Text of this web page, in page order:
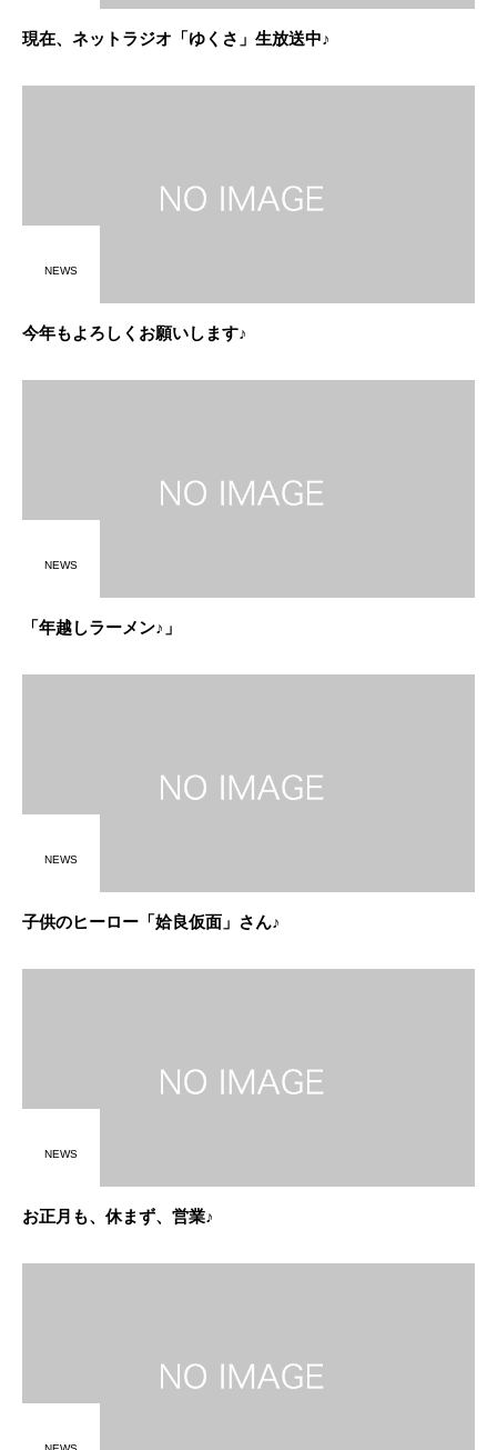
現在、ネットラジオ「ゆくさ」生放送中♪
NEWS
今年もよろしくお願いします♪
NEWS
「年越しラーメン♪」
NEWS
子供のヒーロー「姶良仮面」さん♪
NEWS
お正月も、休まず、営業♪